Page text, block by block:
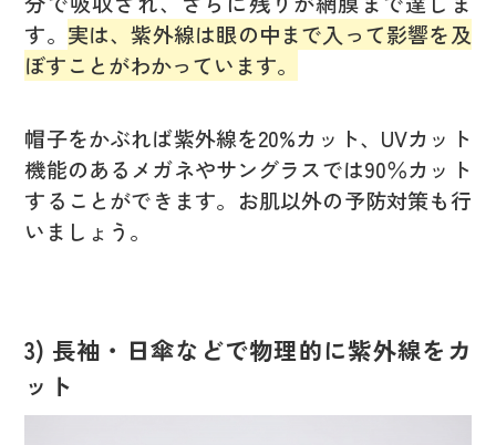
す。 実は、紫外線は眼の中まで入って影響を及
ぼすことがわかっています。
帽子をかぶれば紫外線を20%カット、UVカット
機能のあるメガネやサングラスでは90％カット
することができます。お肌以外の予防対策も行
いましょう。
3) 長袖・日傘などで物理的に紫外線をカ
ット